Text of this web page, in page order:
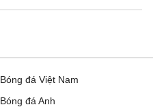
Bóng đá Việt Nam
Bóng đá Anh